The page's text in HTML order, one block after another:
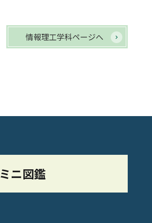
情報理工学科ページへ
ミニ図鑑